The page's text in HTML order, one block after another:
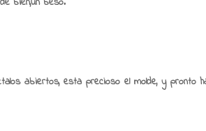
abiertos, esta precioso el molde, y pronto